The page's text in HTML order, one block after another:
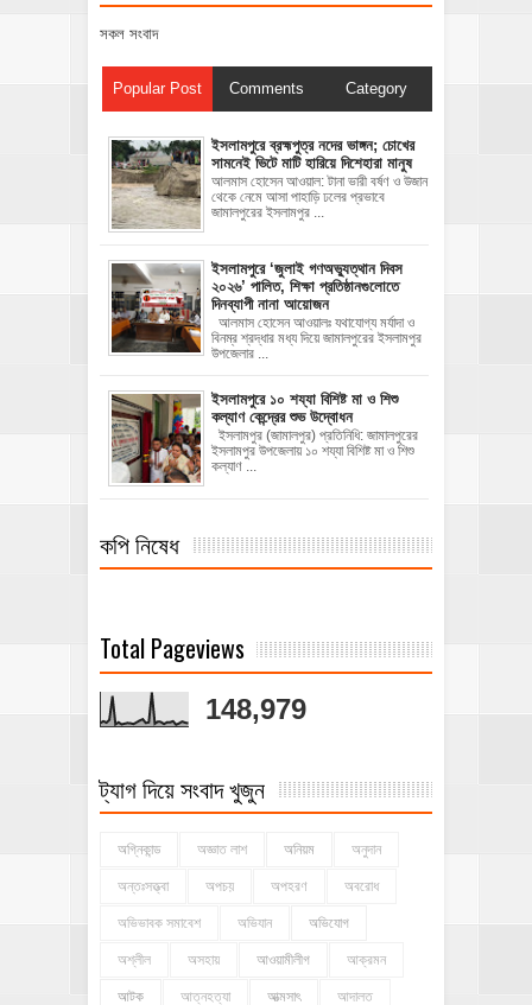
সকল সংবাদ
Popular Post Comments Category
ইসলামপুরে ব্রহ্মপুত্র নদের ভাঙ্গন; চোখের
সামনেই ভিটে মাটি হারিয়ে দিশেহারা মানুষ
আলমাস হোসেন আওয়াল: টানা ভারী বর্ষণ ও উজান
থেকে নেমে আসা পাহাড়ি ঢলের প্রভাবে
জামালপুরের ইসলামপুর ...
‎ইসলামপুরে ‘জুলাই গণঅভ্যুত্থান দিবস
২০২৬’ পালিত, শিক্ষা প্রতিষ্ঠানগুলোতে
দিনব্যাপী নানা আয়োজন
‎​আলমাস হোসেন আওয়ালঃ‎ ‎​যথাযোগ্য মর্যাদা ও
বিনম্র শ্রদ্ধার মধ্য দিয়ে জামালপুরের ইসলামপুর
উপজেলার ...
ইসলামপুরে ১০ শয্যা বিশিষ্ট মা ও শিশু
কল্যাণ কেন্দ্রের শুভ উদ্বোধন
ইসলামপুর (জামালপুর) প্রতিনিধি: জামালপুরের
ইসলামপুর উপজেলায় ১০ শয্যা বিশিষ্ট মা ও শিশু
কল্যাণ ...
কপি নিষেধ
Total Pageviews
148,979
ট্যাগ দিয়ে সংবাদ খুজুন
অগ্নিকান্ড অজ্ঞাত লাশ অনিয়ম অনুদান
অন্তঃসত্ত্বা অপচয় অপহরণ অবরোধ
অভিভাবক সমাবেশ অভিযান অভিযোগ
অশ্লীল অসহায় আওয়ামীলীগ আক্রমন
আটক আত্নহত্যা আত্মসাৎ আদালত